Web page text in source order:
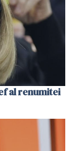
al renumitei